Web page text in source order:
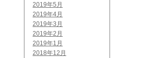
2019年5月
2019年4月
2019年3月
2019年2月
2019年1月
2018年12月